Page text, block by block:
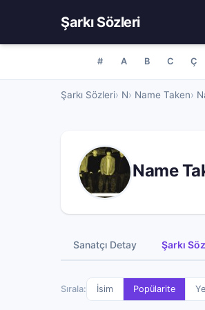
Şarkı Sözleri
# A B C Ç
Şarkı Sözleri N Name Taken
Name
Sanatçı Detay Şarkı
Sırala: İsim Popülarite